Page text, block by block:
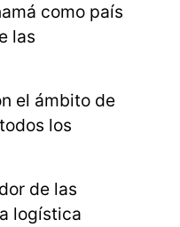
como país
las
el ámbito de
los
de las
logística